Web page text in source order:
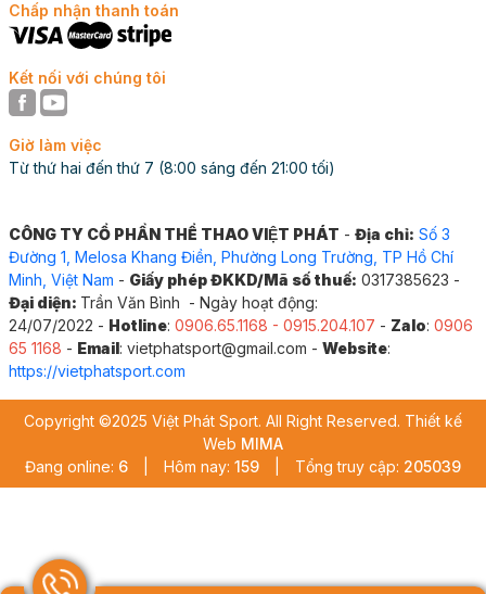
Chấp nhận thanh toán
Kết nối với chúng tôi
Giờ làm việc
Từ thứ hai đến thứ 7 (8:00 sáng đến 21:00 tối)
CÔNG TY CỔ PHẦN THỂ THAO VIỆT PHÁT - Địa chỉ: Số 3
Đường 1, Melosa Khang Điền, Phường Long Trường, TP Hồ Chí
Minh, Việt Nam - Giấy phép ĐKKD/Mã số thuế: 0317385623 -
Đại diện: Trần Văn Bình - Ngày hoạt động:
24/07/2022 - Hotline: 0906.65.1168 - 0915.204.107 - Zalo: 0906
65 1168 - Email: vietphatsport@gmail.com - Website:
https://vietphatsport.com
Copyright ©2025 Việt Phát Sport. All Right Reserved. Thiết kế
Web MIMA
Đang online: 6 Hôm nay: 159 Tổng truy cập: 205039